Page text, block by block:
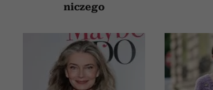
niczego